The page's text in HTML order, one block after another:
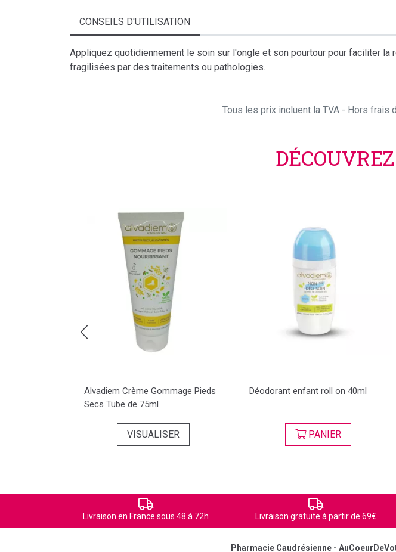
CONSEILS D'UTILISATION
Appliquez quotidiennement le soin sur l'ongle et son pourtour pour faciliter
fragilisées par des traitements ou pathologies.
Tous les prix incluent la TVA - Hors
Alvadiem Crème Gommage Pieds
Secs Tube de 75ml
VISUALISER
Déodorant enfant roll on 40ml
PANIER
Livraison en France sous 48 à 72h Livraison gratuite à partir de 69€
Pharmacie Caudrésienne -